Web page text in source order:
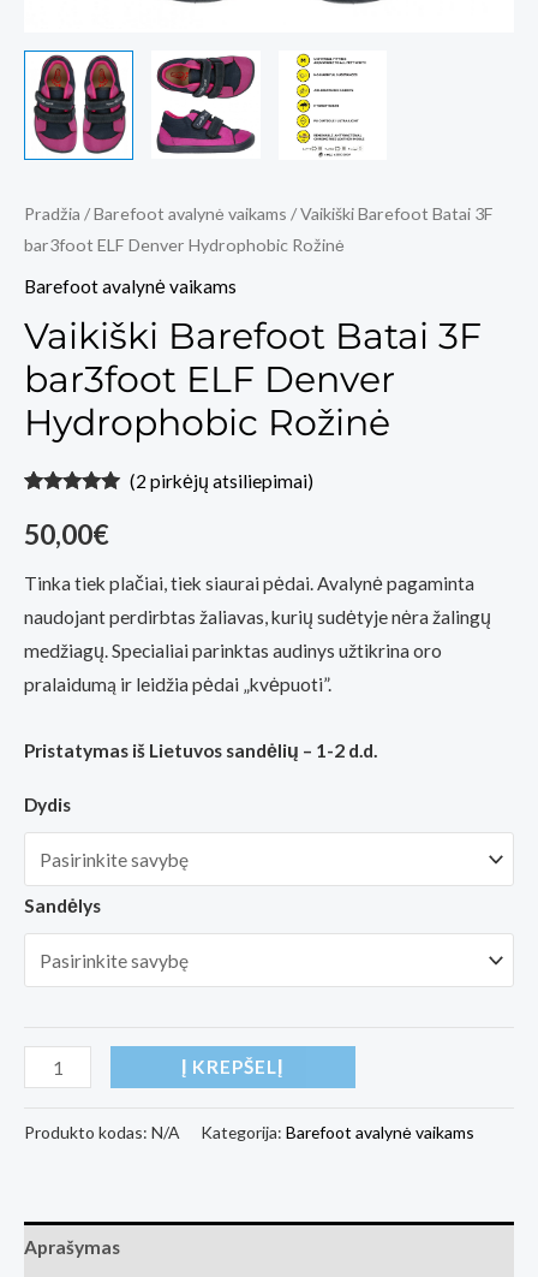
Pradžia /Barefoot avalynė vaikams / Vaikiški Barefoot Batai 3F
bar3foot ELF Denver Hydrophobic Rožinė
Barefoot avalynė vaikams
Vaikiški Barefoot Batai 3F
bar3foot ELF Denver
Hydrophobic Rožinė
5.00 iš 5
(viso
(2 pirkėjų atsiliepimai)
50,00€
Tinka tiek plačiai, tiek siaurai pėdai. Avalynė pagaminta
naudojant perdirbtas žaliavas, kurių sudėtyje nėra žalingų
medžiagų. Specialiai parinktas audinys užtikrina oro
pralaidumą ir leidžia pėdai „kvėpuoti”.
Pristatymas iš Lietuvos sandėlių – 1-2 d.d.
Dydis
Sandėlys
produkto
Vaikiški
3F
bar3foot
Į KREPŠELĮ
Produkto kodas: N/A Kategorija: Barefoot avalynė vaikams
Aprašymas